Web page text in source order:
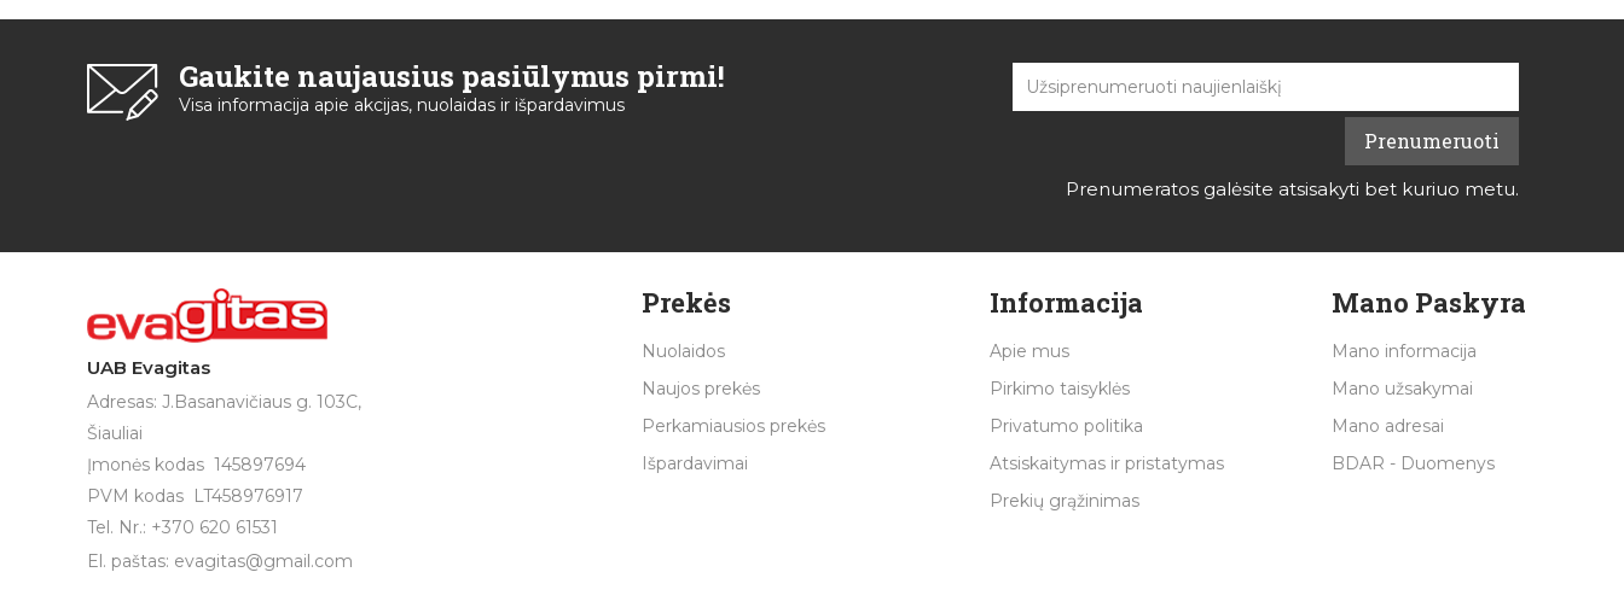
Gaukite naujausius pasiūlymus pirmi!
Visa informacija apie akcijas, nuolaidas ir išpardavimus
Prenumeratos galėsite atsisakyti bet kuriuo metu.
UAB Evagitas
Adresas: J.Basanavičiaus g. 103C,
Šiauliai
Įmonės kodas 145897694
PVM kodas LT458976917
Tel. Nr.: +370 620 61531
El. paštas: evagitas@gmail.com
Prekės
Nuolaidos
Naujos prekės
Perkamiausios prekės
Išpardavimai
Informacija
Apie mus
Pirkimo taisyklės
Privatumo politika
Atsiskaitymas ir pristatymas
Prekių grąžinimas
Mano Paskyra
Mano informacija
Mano užsakymai
Mano adresai
BDAR - Duomenys